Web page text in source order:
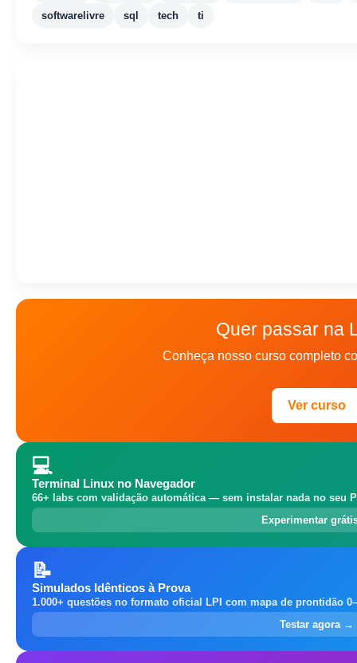
softwarelivre sql tech ti
Quer passar na
Conheça nosso curso completo
Ver curso
💻
Terminal Linux no Navegador
66+ labs com validação automática — sem instalar nada no seu
Experimentar
📝
Simulados Idênticos à Prova
1.000+ questões no formato oficial LPI com mapa de prontidão
Testar agora →